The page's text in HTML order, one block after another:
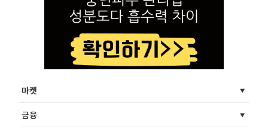
마켓
금융